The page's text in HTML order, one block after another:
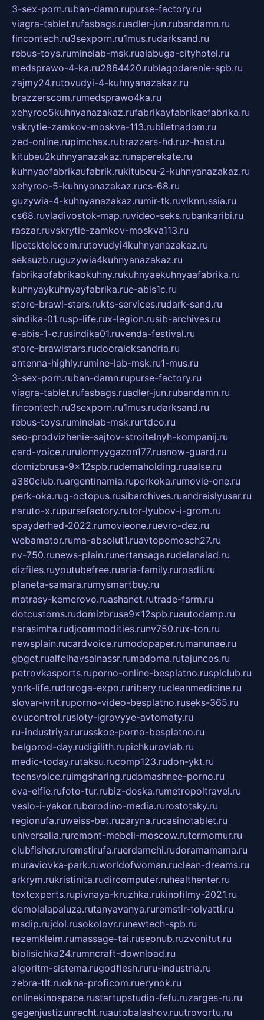
3-sex-porn.ruban-damn.rupurse-factory.ru
viagra-tablet.rufasbags.ruadler-jun.rubandamn.ru
fincontech.ru3sexporn.ru1mus.rudarksand.ru
rebus-toys.ruminelab-msk.rualabuga-cityhotel.ru
medsprawo-4-ka.ru2864420.rublagodarenie-spb.ru
zajmy24.rutovudyi-4-kuhnyanazakaz.ru
brazzerscom.rumedsprawo4ka.ru
xehyroo5kuhnyanazakaz.rufabrikayfabrikaefabrika.ru
vskrytie-zamkov-moskva-113.rubiletnadom.ru
zed-online.rupimchax.rubrazzers-hd.ruz-host.ru
kitubeu2kuhnyanazakaz.runaperekate.ru
kuhnyaofabrikaufabrik.rukitubeu-2-kuhnyanazakaz.ru
xehyroo-5-kuhnyanazakaz.rucs-68.ru
guzywia-4-kuhnyanazakaz.rumir-tk.ruvlknrussia.ru
cs68.ruvladivostok-map.ruvideo-seks.rubankaribi.ru
raszar.ruvskrytie-zamkov-moskva113.ru
lipetsktelecom.rutovudyi4kuhnyanazakaz.ru
seksuzb.ruguzywia4kuhnyanazakaz.ru
fabrikaofabrikaokuhny.rukuhnyaekuhnyaafabrika.ru
kuhnyaykuhnyayfabrika.rue-abis1c.ru
store-brawl-stars.rukts-services.rudark-sand.ru
sindika-01.rusp-life.rux-legion.rusib-archives.ru
e-abis-1-c.rusindika01.ruvenda-festival.ru
store-brawlstars.rudooraleksandria.ru
antenna-highly.rumine-lab-msk.ru1-mus.ru
3-sex-porn.ruban-damn.rupurse-factory.ru
viagra-tablet.rufasbags.ruadler-jun.rubandamn.ru
fincontech.ru3sexporn.ru1mus.rudarksand.ru
rebus-toys.ruminelab-msk.rurtdco.ru
seo-prodvizhenie-sajtov-stroitelnyh-kompanij.ru
card-voice.rurulonnyygazon177.rusnow-guard.ru
domizbrusa-9x12spb.rudemaholding.ruaalse.ru
a380club.ruargentinamia.ruperkoka.rumovie-one.ru
perk-oka.rug-octopus.rusibarchives.ruandreislyusar.ru
naruto-x.rupursefactory.rutor-lyubov-i-grom.ru
spayderhed-2022.rumovieone.ruevro-dez.ru
webamator.ruma-absolut1.ruavtopomosch27.ru
nv-750.runews-plain.runertansaga.rudelanalad.ru
dizfiles.ruyoutubefree.ruaria-family.ruroadli.ru
planeta-samara.rumysmartbuy.ru
matrasy-kemerovo.ruashanet.rutrade-farm.ru
dotcustoms.rudomizbrusa9x12spb.ruautodamp.ru
narasimha.rudjcommodities.runv750.rux-ton.ru
newsplain.rucardvoice.rumodopaper.rumanunae.ru
gbget.rualfeihavsalnassr.rumadoma.rutajuncos.ru
petrovkasports.ruporno-online-besplatno.rusplclub.ru
york-life.rudoroga-expo.ruribery.rucleanmedicine.ru
slovar-ivrit.ruporno-video-besplatno.ruseks-365.ru
ovucontrol.rusloty-igrovyye-avtomaty.ru
ru-industriya.rurusskoe-porno-besplatno.ru
belgorod-day.rudigilith.rupichkurovlab.ru
medic-today.rutaksu.rucomp123.rudon-ykt.ru
teensvoice.ruimgsharing.rudomashnee-porno.ru
eva-elfie.rufoto-tur.rubiz-doska.rumetropoltravel.ru
veslo-i-yakor.ruborodino-media.rurostotsky.ru
regionufa.ruweiss-bet.ruzaryna.rucasinotablet.ru
universalia.ruremont-mebeli-moscow.rutermomur.ru
clubfisher.ruremstirufa.ruerdamchi.rudoramamama.ru
muraviovka-park.ruworldofwoman.ruclean-dreams.ru
arkrym.rukristinita.rudircomputer.ruhealthenter.ru
textexperts.rupivnaya-kruzhka.rukinofilmy-2021.ru
demolalapaluza.rutanyavanya.ruremstir-tolyatti.ru
msdip.rujdol.rusokolovr.runewtech-spb.ru
rezemkleim.rumassage-tai.ruseonub.ruzvonitut.ru
biolisichka24.rumncraft-download.ru
algoritm-sistema.rugodflesh.ruru-industria.ru
zebra-tlt.ruokna-proficom.ruerynok.ru
onlinekinospace.rustartupstudio-fefu.ruzarges-ru.ru
gegenjustizunrecht.ruautobalashov.ruutrovortu.ru